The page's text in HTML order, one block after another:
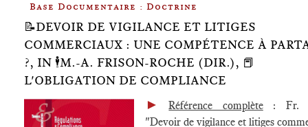
Base Documentaire : Doctrine
📝DEVOIR DE VIGILANCE ET LITIGES
COMMERCIAUX : UNE COMPÉTENCE À
?, IN 🕴️M.-A. FRISON-ROCHE (DIR.), 📕
L'OBLIGATION DE COMPLIANCE
► Référence complète: Fr.
"Devoir de vigilance et litiges